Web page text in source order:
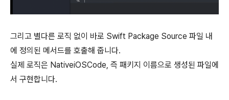
그리고 별다른 로직 없이 바로 Swift Package Source 파일 내
에 정의된 메서드를 호출해 줍니다.
실제 로직은 NativeiOSCode, 즉 패키지 이름으로 생성된 파일에
서 구현합니다.